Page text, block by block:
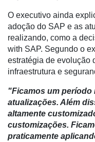
O executivo ainda
adoção do SAP e as
realizando, como a
with SAP. Segundo o
estratégia de evolução
infraestrutura e
"Ficamos um período
atualizações. Além
altamente
customizações.
praticamente